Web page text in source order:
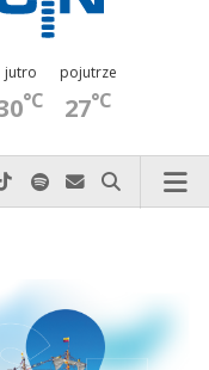
jutro
°C
pojutrze
27°C
do nas zadzwoń
na Facebook-u
nas na Xnas na Instagram-ie
Odwiedź nas na TikTok-u
Szukaj nas na Spotify
Wyślij do nas
Szukaj